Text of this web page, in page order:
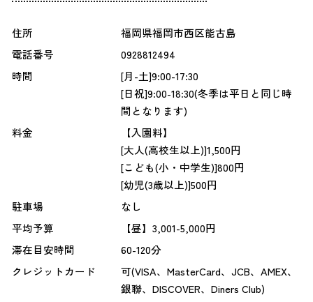
住所
福岡県福岡市西区能古島
電話番号
0928812494
時間
[月-土]9:00-17:30
[日祝]9:00-18:30(冬季は平日と同じ時
間となります)
料金
【入園料】
[大人(高校生以上)]1,500円
[こども(小・中学生)]800円
[幼児(3歳以上)]500円
駐車場
なし
平均予算
【昼】3,001-5,000円
滞在目安時間
60-120分
クレジットカード
可(VISA、MasterCard、JCB、AMEX、
銀聯、DISCOVER、Diners Club)